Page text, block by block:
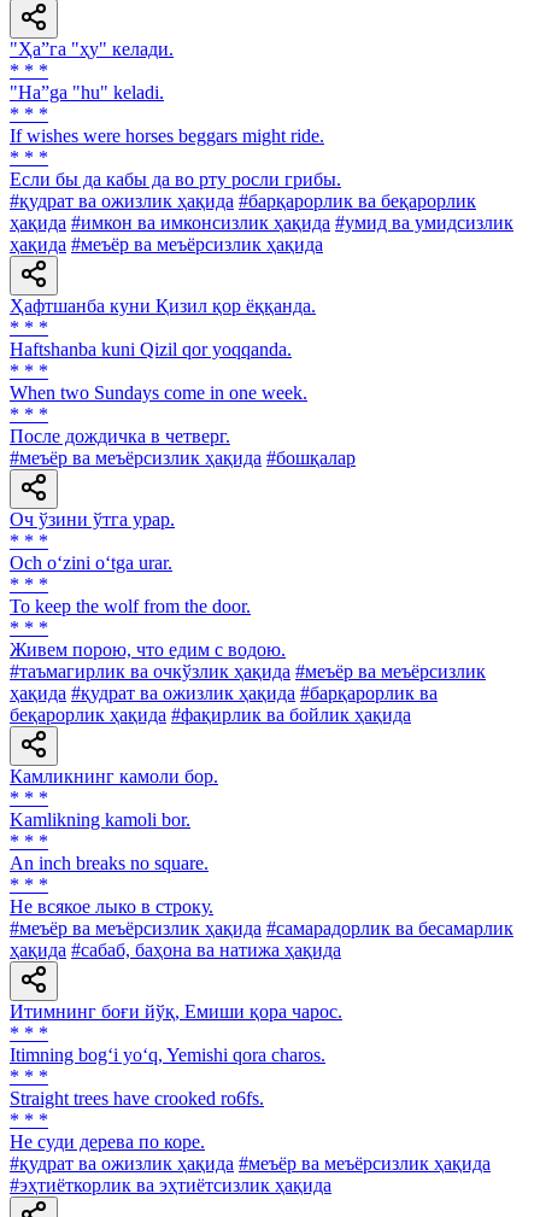
"Ҳа”га "ҳу" келади.
* * *
"Ha”ga "hu" keladi.
* * *
If wishes were horses beggars might ride.
* * *
Если бы да кабы да во рту росли грибы.
#қудрат ва ожизлик ҳақида #барқарорлик ва беқарорлик
ҳақида #имкон ва имконсизлик ҳақида #умид ва умидсизлик
ҳақида #меъёр ва меъёрсизлик ҳақида
Ҳафтшанба куни Қизил қор ёққанда.
* * *
Haftshanba kuni Qizil qor yoqqanda.
* * *
When two Sundays come in one week.
* * *
После дождичка в четверг.
#меъёр ва меъёрсизлик ҳақида #бошқалар
Оч ўзини ўтга урар.
* * *
Och o‘zini o‘tga urar.
* * *
To keep the wolf from the door.
* * *
Живем порою, что едим с водою.
#таъмагирлик ва очкўзлик ҳақида #меъёр ва меъёрсизлик
ҳақида #қудрат ва ожизлик ҳақида #барқарорлик ва
беқарорлик ҳақида #фақирлик ва бойлик ҳақида
Камликнинг камоли бор.
* * *
Kamlikning kamoli bor.
* * *
An inch breaks no square.
* * *
He всякое лыко в строку.
#меъёр ва меъёрсизлик ҳақида #самарадорлик ва бесамарлик
ҳақида #сабаб, баҳона ва натижа ҳақида
Итимнинг боғи йўқ, Емиши қора чарос.
* * *
Itimning bog‘i yo‘q, Yemishi qora charos.
* * *
Straight trees have crooked ro6fs.
* * *
He суди дерева по коре.
#қудрат ва ожизлик ҳақида #меъёр ва меъёрсизлик ҳақида
#эҳтиёткорлик ва эҳтиётсизлик ҳақида